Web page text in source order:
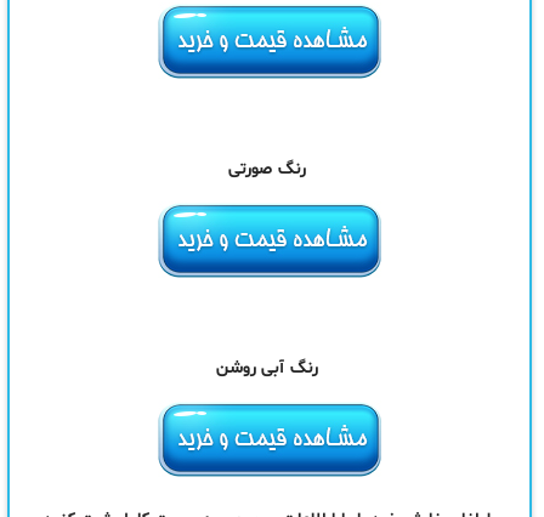
رنگ صورتی
رنگ آبی روشن